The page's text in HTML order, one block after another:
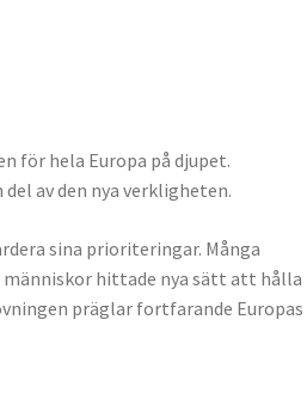
för hela Europa på djupet.
av den nya verkligheten.
sina prioriteringar. Många
hittade nya sätt att hålla
präglar fortfarande Europas